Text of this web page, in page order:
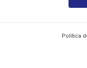
Politica